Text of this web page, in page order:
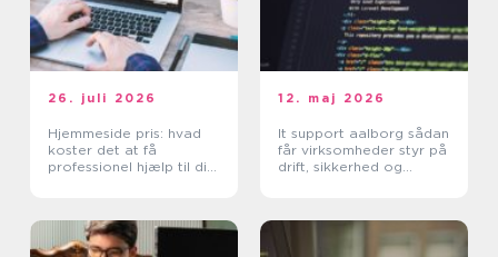
26. juli 2026
Hjemmeside pris: hvad
koster det at få
professionel hjælp til din
12. maj 2026
It support aalborg sådan
får virksomheder styr på
drift, sikkerhed og